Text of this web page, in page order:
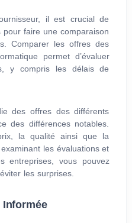
il est crucial de
faire une comparaison
Comparer les offres des
permet d’évaluer
y compris les délais de
des offres des différents
des différences notables.
la qualité ainsi que la
les évaluations et
entreprises, vous pouvez
les surprises.